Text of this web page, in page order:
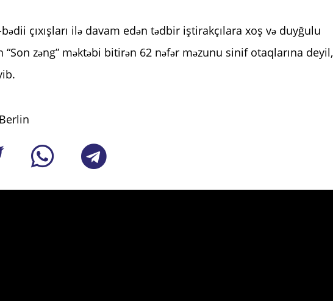
çıxışları ilə davam edən tədbir iştirakçılara xoş və duyğulu
“Son zəng” məktəbi bitirən 62 nəfər məzunu sinif otaqlarına deyil,